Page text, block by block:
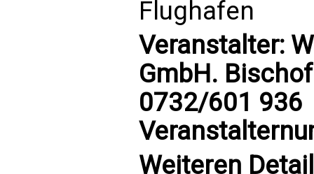
Flughafen
Veranstalter:
GmbH.
0732/601 936
Weiteren